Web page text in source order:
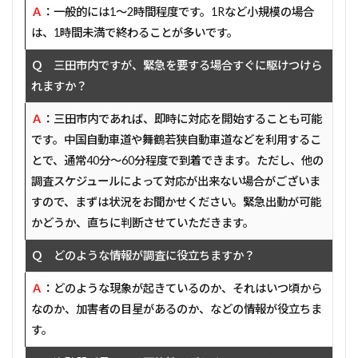
Ａ ：一般的には1～2時間程度です。1Rなど小規模の場合
は、1時間未満で終わることが多いです。
Ｑ 三田市内ですが、緊急を要する場合すぐに駆けつけら
れますか？
Ａ ：三田市内であれば、即時に対応を開始することも可能
です。中国自動車道や舞鶴若狭自動車道などを利用するこ
とで、通常40分～60分程度で到着できます。ただし、他の
調査スケジュールによって対応が出来ない場合がございま
すので、まずは状況をお聞かせください。緊急出動が可能
かどうか、直ちに判断させていただきます。
Ｑ どのような情報が調査に役立ちますか？
Ａ ：どのような現象が起きているのか、それはいつ頃から
なのか、加害者の目星があるのか、などの情報が役立ちま
す。